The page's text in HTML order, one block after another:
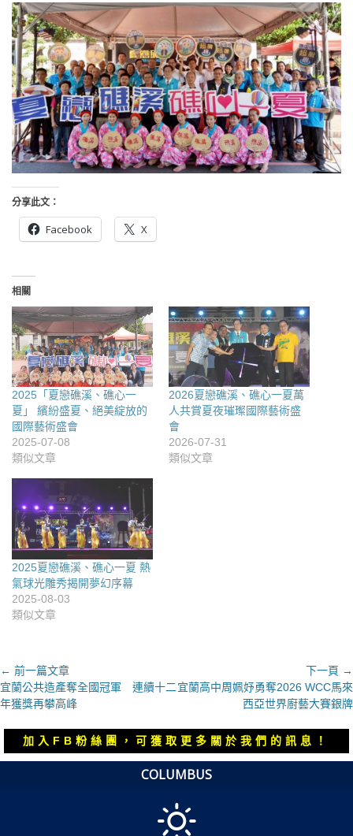
分享此文：
Facebook X
相關
2025「夏戀礁溪、礁心一
夏」 繽紛盛夏、絕美綻放的
國際藝術盛會
2025-07-08
類似文章
2026夏戀礁溪、礁心一夏萬
人共賞夏夜璀璨國際藝術盛
會
2026-07-31
類似文章
2025夏戀礁溪、礁心一夏 熱
氣球光雕秀揭開夢幻序幕
2025-08-03
類似文章
文
章
導
覽
← 前一篇文章
上
一
章：
宜蘭公共造產奪全國冠軍 連續十二
年獲獎再攀高峰
下一頁 →
下
文
章：
宜蘭高中周姵妤勇奪2026 WCC馬來
西亞世界廚藝大賽銀牌
加入FB粉絲團，可獲取更多關於我們的訊息！
COLUMBUS